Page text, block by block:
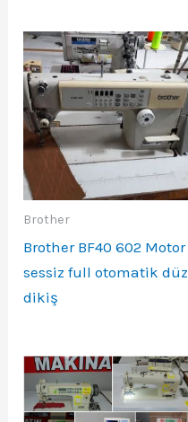
Brother
Brother BF40 602 Motor
sessiz full otomatik düz
dikiş